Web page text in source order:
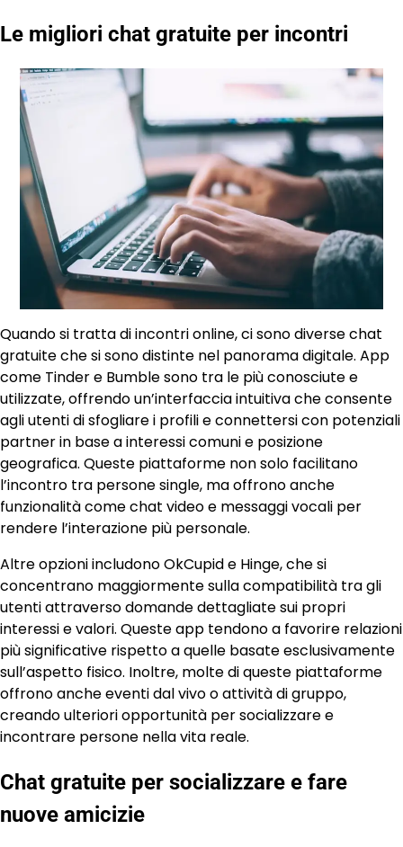
Le migliori chat gratuite per incontri
Quando si tratta di incontri online, ci sono diverse chat
gratuite che si sono distinte nel panorama digitale. App
come Tinder e Bumble sono tra le più conosciute e
utilizzate, offrendo un’interfaccia intuitiva che consente
agli utenti di sfogliare i profili e connettersi con potenziali
partner in base a interessi comuni e posizione
geografica. Queste piattaforme non solo facilitano
l’incontro tra persone single, ma offrono anche
funzionalità come chat video e messaggi vocali per
rendere l’interazione più personale.
Altre opzioni includono OkCupid e Hinge, che si
concentrano maggiormente sulla compatibilità tra gli
utenti attraverso domande dettagliate sui propri
interessi e valori. Queste app tendono a favorire relazioni
più significative rispetto a quelle basate esclusivamente
sull’aspetto fisico. Inoltre, molte di queste piattaforme
offrono anche eventi dal vivo o attività di gruppo,
creando ulteriori opportunità per socializzare e
incontrare persone nella vita reale.
Chat gratuite per socializzare e fare
nuove amicizie